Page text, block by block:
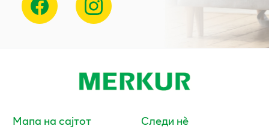
Мапа на сајтот Следи нè